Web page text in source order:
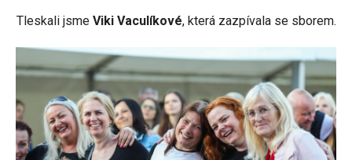
Tleskali jsme Viki Vaculíkové, která zazpívala se sborem.